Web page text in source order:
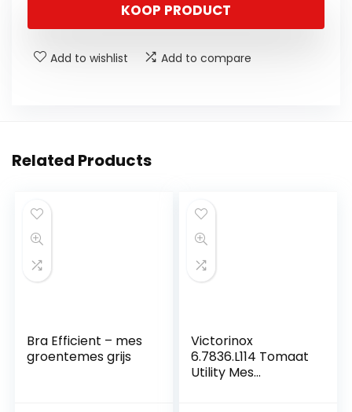
KOOP PRODUCT
Add to wishlist Add to compare
Related Products
Bra Efficient – mes
groentemes grijs
Victorinox
6.7836.L114 Tomaat
Utility Mes